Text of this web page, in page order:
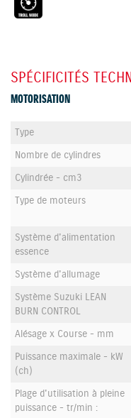
SPÉCIFICITÉS
MOTORISATION
Type
Nombre de cylindres
Cylindrée - cm3
Type de moteurs
Système d'alimentation
essence
Système d'allumage
Système Suzuki LEAN
BURN CONTROL
Alésage x Course - mm
Puissance maximale - kW
(ch)
Plage d'utilisation à pleine
puissance - tr/min :